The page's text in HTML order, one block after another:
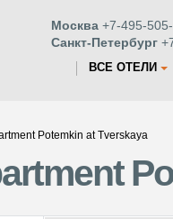
Москва +7-495-
Санкт-Петербург
ВСЕ ОТЕЛИ
Potemkin at Tverskaya